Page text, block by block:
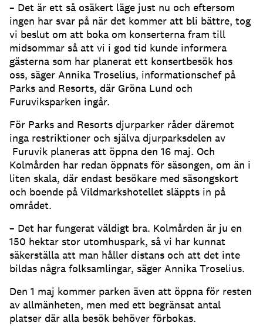
– Det är ett så osäkert läge just nu och eftersom
ingen har svar på när det kommer att bli bättre, tog
vi beslut om att boka om konserterna fram till
midsommar så att vi i god tid kunde informera
gästerna som har planerat ett konsertbesök hos
oss, säger Annika Troselius, informationschef på
Parks and Resorts, där Gröna Lund och
Furuviksparken ingår.
För Parks and Resorts djurparker råder däremot
inga restriktioner och själva djurparksdelen av
Furuvik planeras att öppna den 16 maj. Och
Kolmården har redan öppnats för säsongen, om än i
liten skala, där endast besökare med säsongskort
och boende på Vildmarkshotellet släppts in på
området.
– Det har fungerat väldigt bra. Kolmården är ju en
150 hektar stor utomhuspark, så vi har kunnat
säkerställa att man håller distans och att det inte
bildas några folksamlingar, säger Annika Troselius.
Den 1 maj kommer parken även att öppna för resten
av allmänheten, men med ett begränsat antal
platser där alla besök behöver förbokas.